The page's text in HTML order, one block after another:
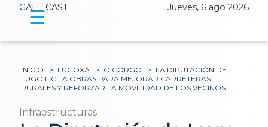
GAL CAST Jueves, 6 ago 2026
☰
INICIO > LUGOXA > O CORGO > LA DIPUTACIÓN DE
LUGO LICITA OBRAS PARA MEJORAR CARRETERAS
RURALES Y REFORZAR LA MOVILIDAD DE LOS VECINOS
Infraestructuras